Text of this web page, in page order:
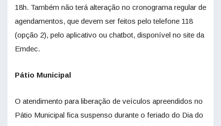
18h. Também não terá alteração no cronograma regular de
agendamentos, que devem ser feitos pelo telefone 118
(opção 2), pelo aplicativo ou chatbot, disponível no site da
Emdec.
Pátio Municipal
O atendimento para liberação de veículos apreendidos no
Pátio Municipal fica suspenso durante o feriado do Dia do